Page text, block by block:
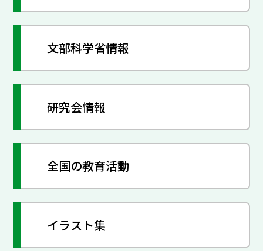
文部科学省情報
研究会情報
全国の教育活動
イラスト集